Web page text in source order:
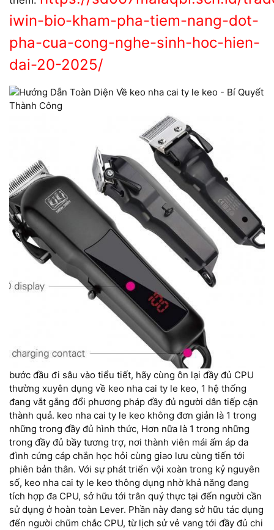
iwin-bio-kham-pha-tiem-nang-dot-
pha-cua-cong-nghe-sinh-hoc-hien-
dai-20-2025/
bước đầu đi sâu vào tiểu tiết, hãy cùng ôn lại đầy đủ CPU
thường xuyên dụng về keo nha cai ty le keo, 1 hệ thống
đang vắt gắng đổi phương pháp đầy đủ người dân tiếp cận
thành quả. keo nha cai ty le keo không đơn giản là 1 trong
những trong đầy đủ hình thức, Hơn nữa là 1 trong những
trong đầy đủ bầy tương trợ, nơi thành viên mái ấm áp da
đình cứng cáp chắn học hỏi cùng giao lưu cùng tiến tới
phiên bản thân. Với sự phát triển vội xoàn trong kỷ nguyên
số, keo nha cai ty le keo thông dụng nhờ khả năng đang
tích hợp đa CPU, sở hữu tới trân quý thực tại đến người cần
sử dụng ở hoàn toàn Lever. Phần này đang sở hữu tác dụng
đến người chũm chắc CPU, từ lịch sử vẻ vang tới đầy đủ chi